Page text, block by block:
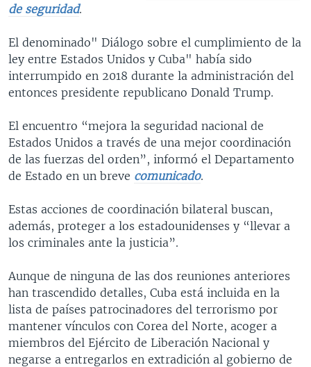
de seguridad.
El denominado" Diálogo sobre el cumplimiento de la
ley entre Estados Unidos y Cuba" había sido
interrumpido en 2018 durante la administración del
entonces presidente republicano Donald Trump.
El encuentro “mejora la seguridad nacional de
Estados Unidos a través de una mejor coordinación
de las fuerzas del orden”, informó el Departamento
de Estado en un breve comunicado.
Estas acciones de coordinación bilateral buscan,
además, proteger a los estadounidenses y “llevar a
los criminales ante la justicia”.
Aunque de ninguna de las dos reuniones anteriores
han trascendido detalles, Cuba está incluida en la
lista de países patrocinadores del terrorismo por
mantener vínculos con Corea del Norte, acoger a
miembros del Ejército de Liberación Nacional y
negarse a entregarlos en extradición al gobierno de